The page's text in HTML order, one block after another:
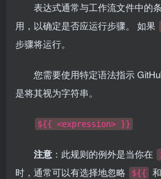
表达式通常与工作流文件中的
用，以确定是否应运行步骤。 如果
步骤将运行。
您需要使用特定语法指示
是将其视为字符串。
${{ <expression> }}
注意 ：此规则的例外是当你在
时，通常可以有选择地忽略
${{ 和